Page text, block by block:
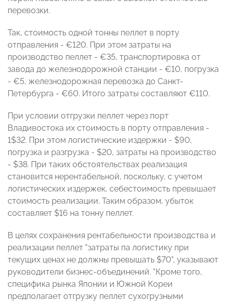
перевозки.
Так, стоимость одной тонны пеллет в порту
отправления - €120. При этом затраты на
производство пеллет - €35, транспортировка от
завода до железнодорожной станции - €10, погрузка
- €5, железнодорожная перевозка до Санкт-
Петербурга - €60. Итого затраты составляют €110.
При условии отгрузки пеллет через порт
Владивостока их стоимость в порту отправления -
1$32. При этом логистические издержки - $90,
погрузка и разгрузка - $20, затраты на производство
- $38. При таких обстоятельствах реализация
становится нерентабельной, поскольку, с учетом
логистических издержек, себестоимость превышает
стоимость реализации. Таким образом, убыток
составляет $16 нa тонну пеллет.
В целях сохранения рентабельности производства и
реализации пеллет "затраты па логистику при
текущих ценах не должны превышать $70", указывают
руководители бизнес-объединений. "Кроме того,
специфика рынка Японии и Южной Кореи
предполагает отгрузку пеллет сухогрузными